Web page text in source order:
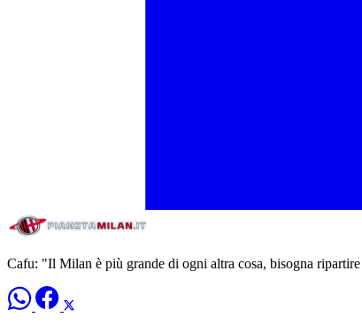
Cafu: "Il Milan è più grande di ogni altra cosa, bisogna